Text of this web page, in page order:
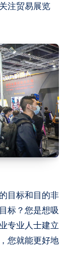
注贸易展览
目标和目的非
标？您是想吸
专业人士建立
您就能更好地